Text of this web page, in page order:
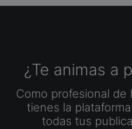
¿Te animas a
Como profesional de
tienes la
todas tus